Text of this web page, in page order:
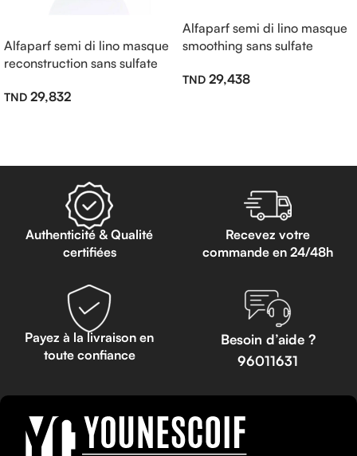
Alfaparf semi di lino masque
reconstruction sans sulfate
29,832
Alfaparf semi di lino masque
smoothing sans sulfate
29,438
Authenticité & Qualité
certifiées
Recevez votre
commande en 24/48h
Payez à la livraison en
toute confiance
Besoin d’aide ?
96011631